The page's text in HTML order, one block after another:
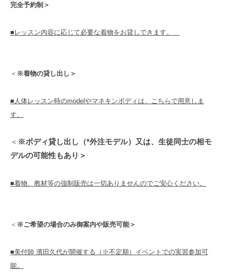
完全予約制＞
■レッスン内容に応じて必要な着物をお貸しできます。
＜ ※着物の貸し出し＞
■人体レッスン時のmodelやマネキンボディは、こちらで用意しま
す。
＜ ※ボディ貸し出し（*外注モデル）又は、生徒同士の相モ
デルの可能性もあり＞
■着物、教材等の強制販売は一切ありませんのでご安心ください。
＜ ※ご希望の場合のみ御案内や販売可能＞
■美付師 濱田久代が開催する（※不定期）イベントでの実習参加可
能。